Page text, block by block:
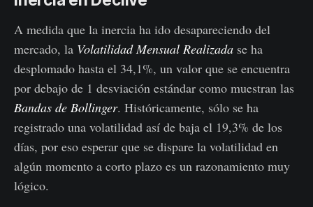
A medida que la inercia ha ido desapareciendo del
mercado, la Volatilidad Mensual Realizada se ha
desplomado hasta el 34,1%, un valor que se encuentra
por debajo de 1 desviación estándar como muestran las
Bandas de Bollinger. Históricamente, sólo se ha
registrado una volatilidad así de baja el 19,3% de los
días, por eso esperar que se dispare la volatilidad en
algún momento a corto plazo es un razonamiento muy
lógico.